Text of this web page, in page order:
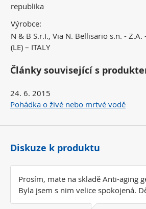
republika
Výrobce:
N & B S.r.I., Via N. Bellisario s.n. -
(LE) – ITALY
Články související s
24. 6. 2015
Pohádka o živé nebo mrtvé vodě
Diskuze k produktu
Prosím, mate na skladě Anti-aging
Byla jsem s nim velice spokojená.